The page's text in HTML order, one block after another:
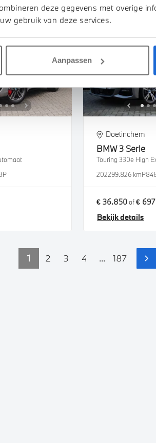
deze gegevens met overige
gebruik van deze services.
Aanpassen
Doetinchem
BMW3 Serie
202299.826 km
€ 36.850of€ 697
Bekijk details
1 2 3 4 ... 187